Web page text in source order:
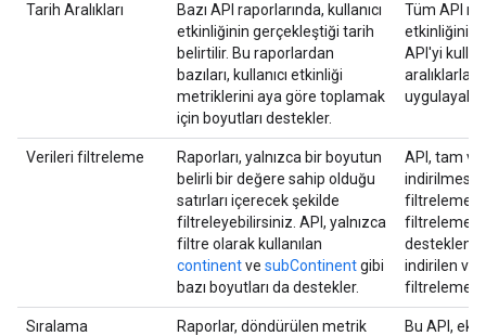
Tarih Aralıkları
Bazı API raporlarında, kullanıcı
etkinliğinin gerçekleştiği tarih
belirtilir. Bu raporlardan
bazıları, kullanıcı etkinliği
metriklerini aya göre toplamak
için boyutları destekler.
Tüm API
etkinliğinin
API'yi
aralıklarla
Verileri filtreleme
Raporları, yalnızca bir boyutun
belirli bir değere sahip olduğu
satırları içerecek şekilde
filtreleyebilirsiniz. API, yalnızca
filtre olarak kullanılan
continentve subContinentgibi
bazı boyutları da destekler.
API, tam
filtreleme
filtreleme
indirilen
filtrelemek
Sıralama
Raporlar, döndürülen metrik
Bu API,